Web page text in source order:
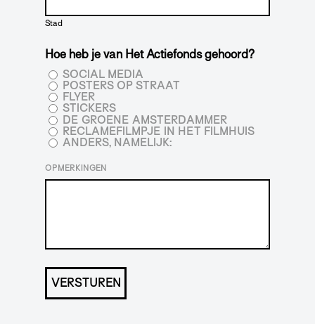
Stad
Hoe heb je van Het Actiefonds gehoord?
SOCIAL MEDIA
POSTERS OP STRAAT
FLYER
STICKERS
DE GROENE AMSTERDAMMER
RECLAMEFILMPJE IN HET FILMHUIS
ANDERS, NAMELIJK:
OPMERKINGEN